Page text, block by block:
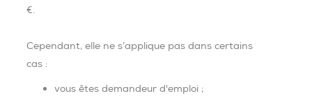
€.
Cependant, elle ne s’applique pas dans certains
cas :
vous êtes demandeur d'emploi ;